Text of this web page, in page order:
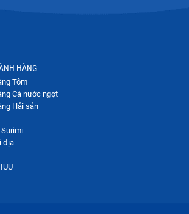
HÀNG
Tôm
Cá nước ngọt
Hải sản
Surimi
địa